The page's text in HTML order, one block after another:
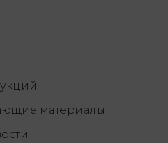
материалы